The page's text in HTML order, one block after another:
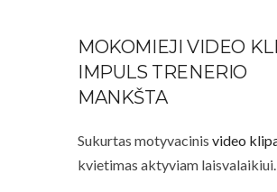
MOKOMIEJI VIDEO
IMPULS TRENERIO
MANKŠTA
Sukurtas motyvacinis video
kvietimas aktyviam laisvalaikiui.